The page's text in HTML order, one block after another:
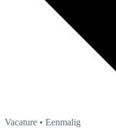
Vacature • Eenmalig